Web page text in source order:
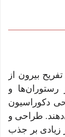
بیرون از
رستوران‌ها و
دکوراسیون
طراحی و
زیادی بر جذب